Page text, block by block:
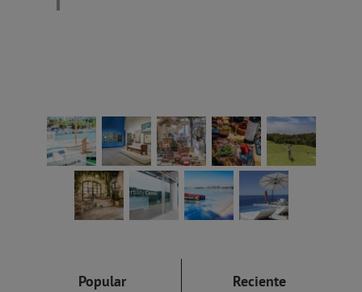
Popular Reciente